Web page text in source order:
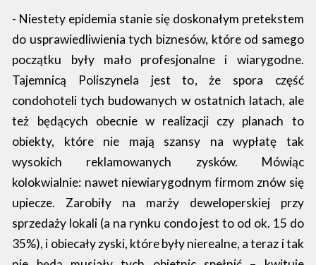
- Niestety epidemia stanie się doskonałym pretekstem
do usprawiedliwienia tych biznesów, które od samego
początku były mało profesjonalne i wiarygodne.
Tajemnicą Poliszynela jest to, że spora część
condohoteli tych budowanych w ostatnich latach, ale
też będących obecnie w realizacji czy planach to
obiekty, które nie mają szansy na wypłatę tak
wysokich reklamowanych zysków. Mówiąc
kolokwialnie: nawet niewiarygodnym firmom znów się
upiecze. Zarobiły na marży deweloperskiej przy
sprzedaży lokali (a na rynku condo jest to od ok. 15 do
35%), i obiecały zyski, które były nierealne, a teraz i tak